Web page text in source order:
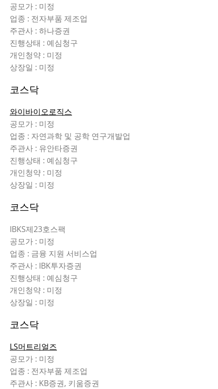
공모가 : 미정
업종 : 전자부품 제조업
주관사 : 하나증권
진행상태 : 예심청구
개인청약 : 미정
상장일 : 미정
코스닥
와이바이오로직스
공모가 : 미정
업종 : 자연과학 및 공학 연구개발업
주관사 : 유안타증권
진행상태 : 예심청구
개인청약 : 미정
상장일 : 미정
코스닥
IBKS제23호스팩
공모가 : 미정
업종 : 금융 지원 서비스업
주관사 : IBK투자증권
진행상태 : 예심청구
개인청약 : 미정
상장일 : 미정
코스닥
LS머트리얼즈
공모가 : 미정
업종 : 전자부품 제조업
주관사 : KB증권, 키움증권